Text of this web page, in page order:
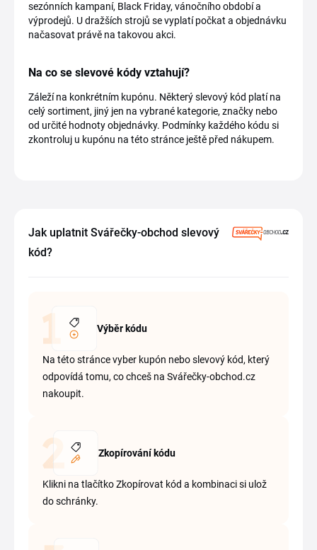
sezónních kampaní, Black Friday, vánočního období a
výprodejů. U dražších strojů se vyplatí počkat a objednávku
načasovat právě na takovou akci.
Na co se slevové kódy vztahují?
Záleží na konkrétním kupónu. Některý slevový kód platí na
celý sortiment, jiný jen na vybrané kategorie, značky nebo
od určité hodnoty objednávky. Podmínky každého kódu si
zkontroluj u kupónu na této stránce ještě před nákupem.
Jak uplatnit Svářečky-obchod slevový
kód?
Výběr kódu
Na této stránce vyber kupón nebo slevový kód, který
odpovídá tomu, co chceš na Svářečky-obchod.cz
nakoupit.
Zkopírování kódu
Klikni na tlačítko Zkopírovat kód a kombinaci si ulož
do schránky.